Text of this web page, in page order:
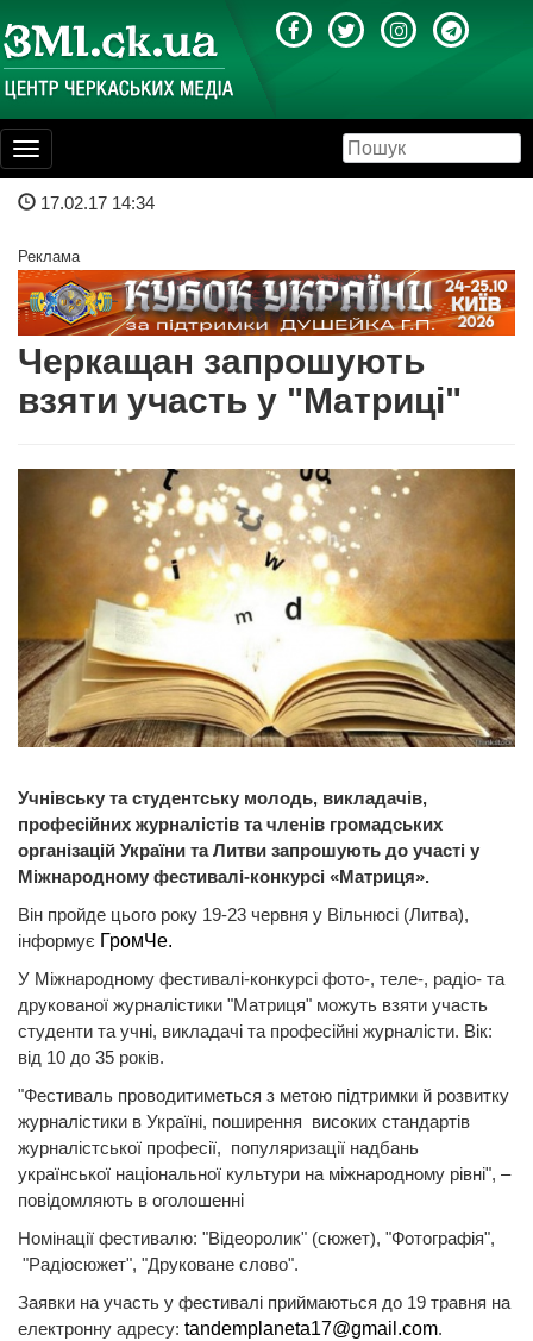
Toggle
navigation
17.02.17 14:34
Реклама
Черкащан запрошують
взяти участь у "Матриці"
Учнівську та студентську молодь, викладачів,
професійних журналістів та членів громадських
організацій України та Литви запрошують до участі у
Міжнародному фестивалі-конкурсі «Матриця».
Він пройде цього року 19-23 червня у Вільнюсі (Литва),
інформує ГромЧе.
У Міжнародному фестивалі-конкурсі фото-, теле-, радіо- та
друкованої журналістики "Матриця" можуть взяти участь
студенти та учні, викладачі та професійні журналісти. Вік:
від 10 до 35 років.
"Фестиваль проводитиметься з метою підтримки й розвитку
журналістики в Україні, поширення високих стандартів
журналістської професії, популяризації надбань
української національної культури на міжнародному рівні", –
повідомляють в оголошенні
Номінації фестивалю: "Відеоролик" (сюжет), "Фотографія",
"Радіосюжет", "Друковане слово".
Заявки на участь у фестивалі приймаються до 19 травня на
електронну адресу: tandemplaneta17@gmail.com.